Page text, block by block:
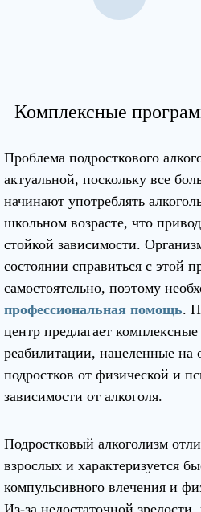
Комплексные
Проблема подросткового
актуальной, поскольку все
начинают употреблять
школьном возрасте, что
стойкой зависимости.
состоянии справиться с этой
самостоятельно, поэтому
профессиональная помощь.
центр предлагает
реабилитации, нацеленные на
подростков от физической и
зависимости от алкоголя.
Подростковый алкоголизм
взрослых и характеризуется
компульсивного влечения и
Из-за недостаточной